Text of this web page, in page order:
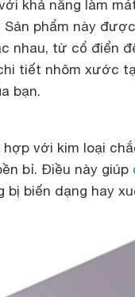
khả năng làm
phẩm này
nhau, từ cổ điển
tiết nhôm xước
bạn.
với kim loại
bỉ. Điều này giúp
biến dạng hay